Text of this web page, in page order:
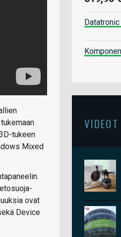
tukeen
Mixed
ovat
Device
VIDEOT